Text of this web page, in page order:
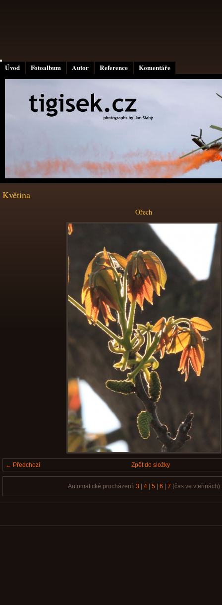
Úvod Fotoalbum Autor Reference Komentáře
Květina
Ořech
← Předchozí Zpět do složky
Automatické procházení: 3 4| 5| 6 7 (čas ve vteřinách)